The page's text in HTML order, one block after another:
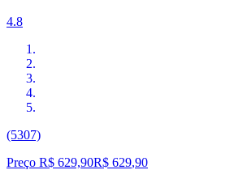
4.8
(5307)
Preço R$ 629,90R$ 629,90